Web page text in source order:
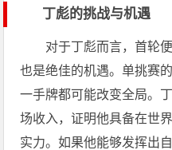
丁彪的挑战与机遇
对于丁彪而言，首轮
也是绝佳的机遇。单挑赛
一手牌都可能改变全局。
场收入，证明他具备在世
实力。如果他能够发挥出